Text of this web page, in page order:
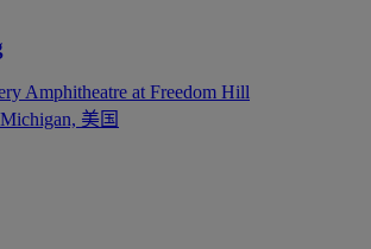
Amphitheatre at Freedom Hill
美国